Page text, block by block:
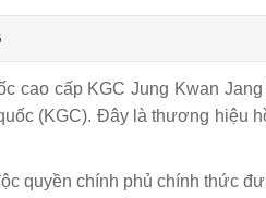
cao cấp KGC Jung Kwan Jang
(KGC). Đây là thương hiệu
quyền chính phủ chính thức